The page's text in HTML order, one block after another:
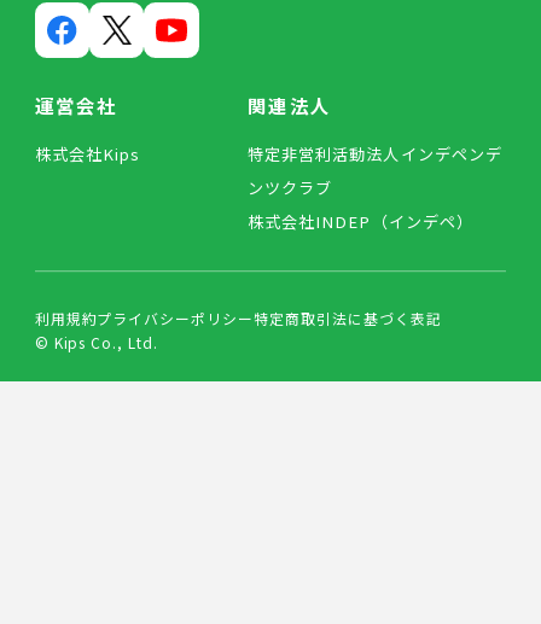
運営会社
株式会社Kips
関連法人
特定非営利活動法人インデペンデ
ンツクラブ
株式会社INDEP（インデペ）
利用規約プライバシーポリシー特定商取引法に基づく表記
© Kips Co., Ltd.